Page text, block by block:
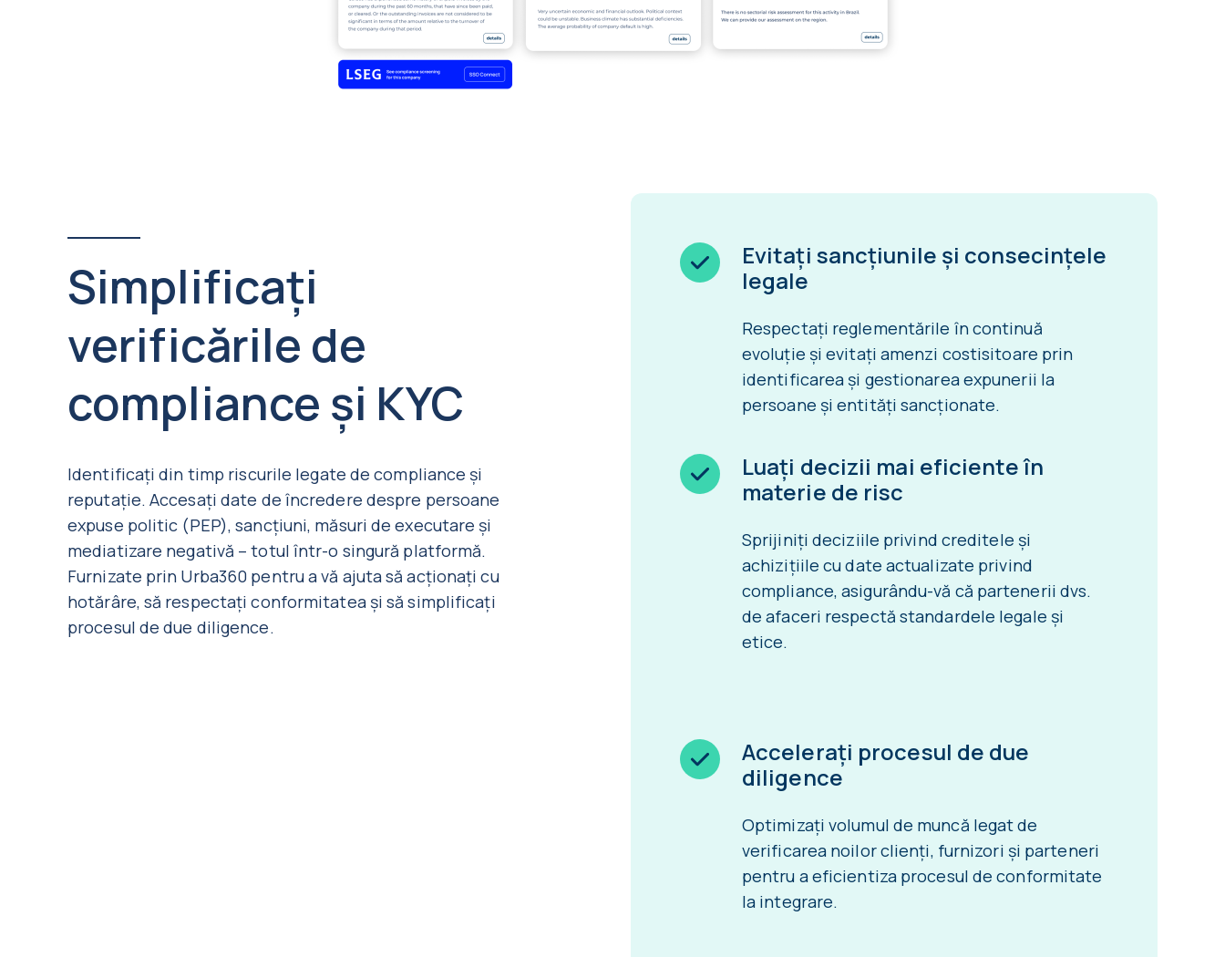
Simplificați
verificările de
compliance și KYC
Identificați din timp riscurile legate de compliance și
reputație. Accesați date de încredere despre persoane
expuse politic (PEP), sancțiuni, măsuri de executare și
mediatizare negativă – totul într-o singură platformă.
Furnizate prin Urba360 pentru a vă ajuta să acționați cu
hotărâre, să respectați conformitatea și să simplificați
procesul de due diligence.
Evitați sancțiunile și consecințele
legale
Respectați reglementările în continuă
evoluție și evitați amenzi costisitoare prin
identificarea și gestionarea expunerii la
persoane și entități sancționate.
Luați decizii mai eficiente în
materie de risc
Sprijiniți deciziile privind creditele și
achizițiile cu date actualizate privind
compliance, asigurându-vă că partenerii dvs.
de afaceri respectă standardele legale și
etice.
Accelerați procesul de due
diligence
Optimizați volumul de muncă legat de
verificarea noilor clienți, furnizori și parteneri
pentru a eficientiza procesul de conformitate
la integrare.